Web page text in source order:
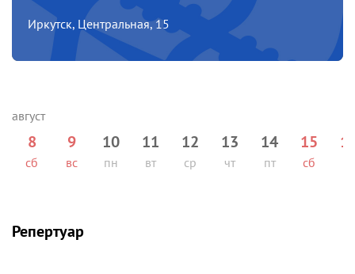
Иркутск, Центральная, 15
8
сб
9
вс
10
пн
11
вт
12
ср
13
чт
14
пт
15
сб
Репертуар